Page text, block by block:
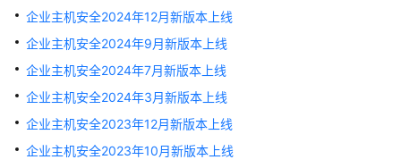
画
版
本
新
企业主机安全2024年12月新版本上线
企业主机安全2024年9月新版本上线
企业主机安全2024年7月新版本上线
企业主机安全2024年3月新版本上线
企业主机安全2023年12月新版本上线
企业主机安全2023年10月新版本上线